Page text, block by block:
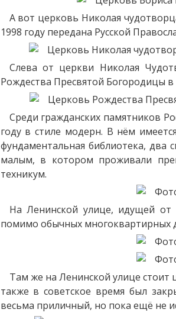
А вот церковь Николая
1998 году передана Русской
Слева от церкви Николая
Рождества Пресвятой Богородицы
Среди гражданских памятников
году в стиле модерн. В нём
фундаментальная библиотека, два
малым, в котором проживали
техникум.
На Ленинской улице, идущей от
помимо обычных многоквартирных
Там же на Ленинской улице стоит
также в советское время был
весьма приличный, но пока ещё не